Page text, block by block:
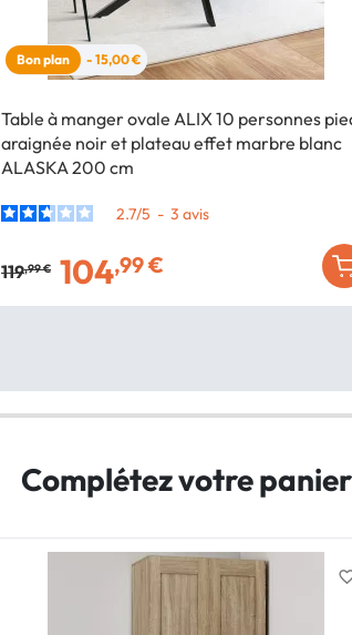
Bon plan - 15,00 €
Table à manger ovale ALIX 10 personnes
araignée noir et plateau effet marbre blanc
ALASKA 200 cm
2.7/5 - 3 avis
119,99 € 104,99 €
Complétez votre panier